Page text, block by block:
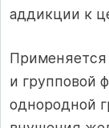
аддикции к
Применяется
и групповой
однородной